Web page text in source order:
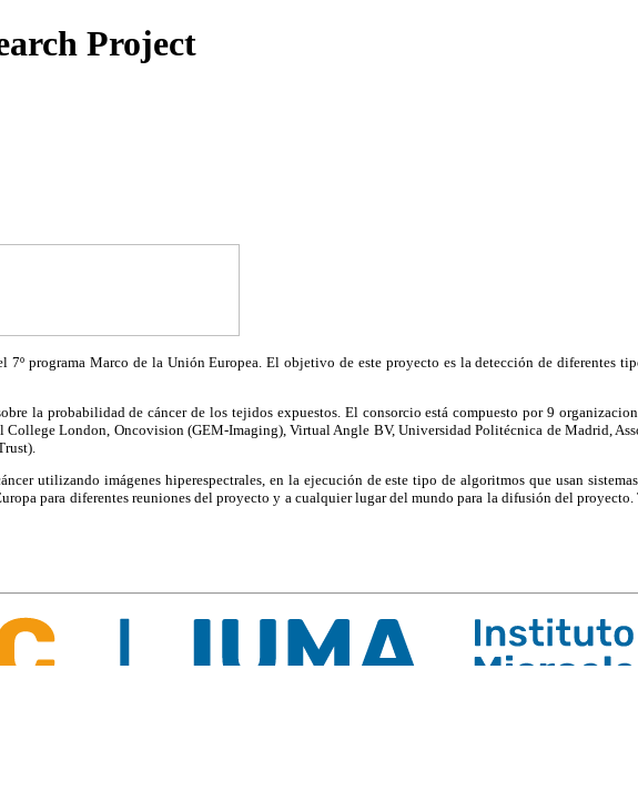
Project
programa Marco de la Unión Europea. El objetivo de este proyecto es la detección de diferentes
la probabilidad de cáncer de los tejidos expuestos. El consorcio está compuesto por 9
London, Oncovision (GEM‐Imaging), Virtual Angle BV, Universidad Politécnica de Madrid,
utilizando imágenes hiperespectrales, en la ejecución de este tipo de algoritmos que usan
para diferentes reuniones del proyecto y a cualquier lugar del mundo para la difusión del